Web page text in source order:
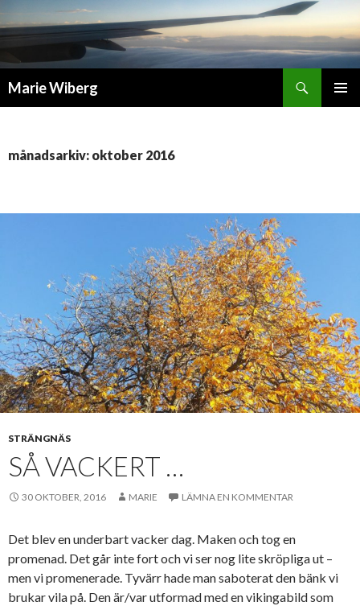
Marie Wiberg
månadsarkiv: oktober 2016
STRÄNGNÄS
SÅ VACKERT …
30 OKTOBER, 2016 MARIE LÄMNA EN KOMMENTAR
Det blev en underbart vacker dag. Maken och tog en
promenad. Det går inte fort och vi ser nog lite skröpliga ut –
men vi promenerade. Tyvärr hade man saboterat den bänk vi
brukar vila på. Den är/var utformad med en vikingabild som